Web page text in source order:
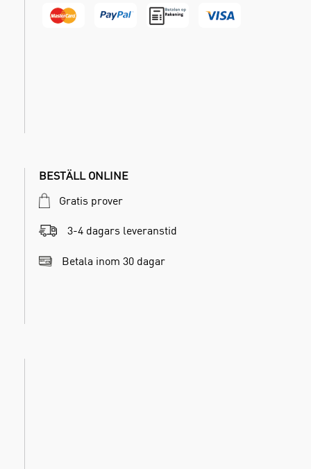
BESTÄLL ONLINE
Gratis prover
3-4 dagars leveranstid
Betala inom 30 dagar